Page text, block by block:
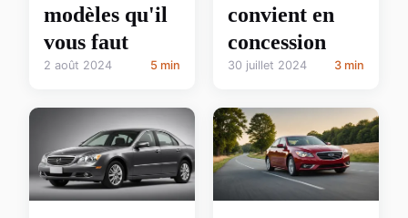
modèles qu'il
vous faut
2 août 2024 5 min
convient en
concession
30 juillet 2024 3 min